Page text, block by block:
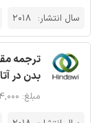
سال انتشار: 2018
ترجمه
بدن در
مبلغ: ۱۲۴,۰۰۰ تومان